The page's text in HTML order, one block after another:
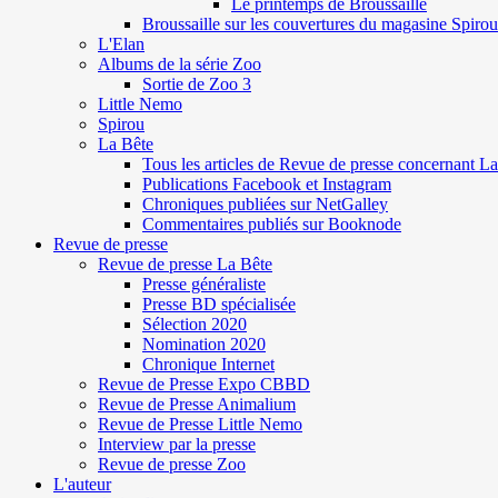
Broussaille sur les couvertures du magasine Spirou
L'Elan
Albums de la série Zoo
Sortie de Zoo 3
Little Nemo
Spirou
La Bête
Tous les articles de Revue de presse concernant
Publications Facebook et Instagram
Chroniques publiées sur NetGalley
Commentaires publiés sur Booknode
Revue de presse
Revue de presse La Bête
Presse généraliste
Presse BD spécialisée
Sélection 2020
Nomination 2020
Chronique Internet
Revue de Presse Expo CBBD
Revue de Presse Animalium
Revue de Presse Little Nemo
Interview par la presse
Revue de presse Zoo
L'auteur